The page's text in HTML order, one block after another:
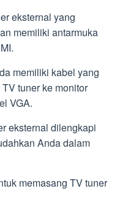
eksternal yang
memiliki antarmuka
memiliki kabel yang
tuner ke monitor
VGA.
eksternal dilengkapi
Anda dalam
memasang TV tuner